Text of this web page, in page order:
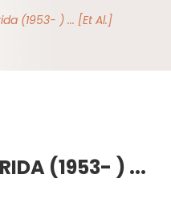
(1953- ) ... [et Al.]
(1953- ) ...